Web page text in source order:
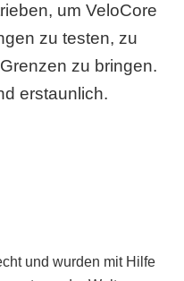
um VeloCore
zu testen, zu
zu bringen.
erstaunlich.
und wurden mit Hilfe